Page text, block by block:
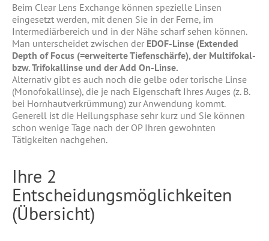
Beim Clear Lens Exchange können spezielle Linsen
eingesetzt werden, mit denen Sie in der Ferne, im
Intermediärbereich und in der Nähe scharf sehen können.
Man unterscheidet zwischen der EDOF-Linse (Extended
Depth of Focus (=erweiterte Tiefenschärfe), der Multifokal-
bzw. Trifokallinse und der Add On-Linse.
Alternativ gibt es auch noch die gelbe oder torische Linse
(Monofokallinse), die je nach Eigenschaft Ihres Auges (z. B.
bei Hornhautverkrümmung) zur Anwendung kommt.
Generell ist die Heilungsphase sehr kurz und Sie können
schon wenige Tage nach der OP Ihren gewohnten
Tätigkeiten nachgehen.
Ihre 2
Entscheidungsmöglichkeiten
(Übersicht)